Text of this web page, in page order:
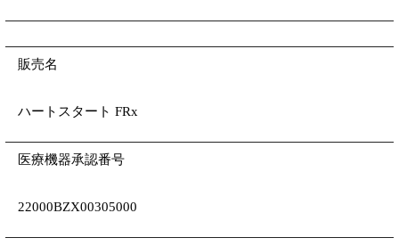
販売名
ハートスタート FRx
医療機器承認番号
22000BZX00305000